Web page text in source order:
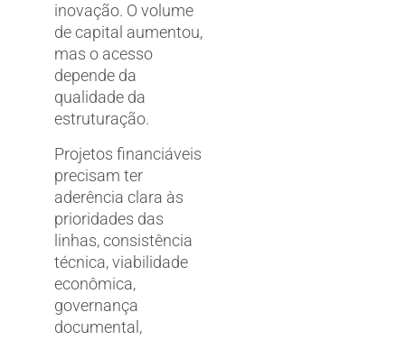
inovação. O volume
de capital aumentou,
mas o acesso
depende da
qualidade da
estruturação.
Projetos financiáveis
precisam ter
aderência clara às
prioridades das
linhas, consistência
técnica, viabilidade
econômica,
governança
documental,